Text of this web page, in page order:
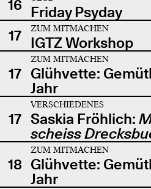
16 Friday Psyday
17
ZUM MITMACHEN
IGTZ Workshop
17
ZUM MITMACHEN
Glühvette:
Jahr
17
VERSCHIEDENES
Saskia Fröhlich:
scheiss
18
ZUM MITMACHEN
Glühvette:
Jahr